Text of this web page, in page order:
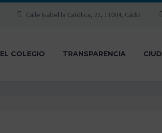
Calle Isabel la Católica, 22, 11004, Cádiz
EL COLEGIO TRANSPARENCIA